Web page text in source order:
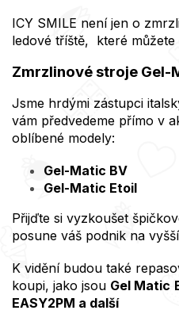
ICY SMILE není jen o
ledové tříště, které můžete
Zmrzlinové stroje Gel-
Jsme hrdými zástupci
vám předvedeme přímo v
oblíbené modely:
Gel-Matic BV
Gel-Matic Etoil
Přijďte si vyzkoušet
posune váš podnik na
K vidění budou také
koupi, jako jsou Gel Matic
EASY2PM a další